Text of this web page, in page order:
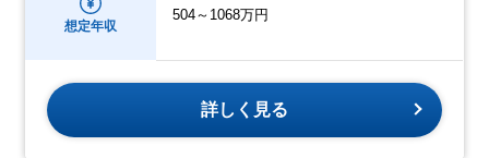
想定年収
504～1068万円
詳しく見る